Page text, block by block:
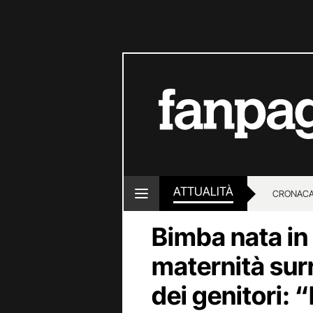
ATTUALITÀ
LOTTO E
Bimba nata
maternità
dei genitori: